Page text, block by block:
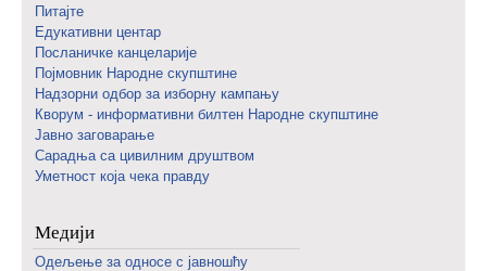
Питајте
Едукативни центар
Посланичке канцеларије
Појмовник Народне скупштине
Надзорни одбор за изборну кампању
Кворум - информативни билтен Народне скупштине
Јавно заговарање
Сарадња са цивилним друштвом
Уметност која чека правду
Медији
Одељење за односе с јавношћу